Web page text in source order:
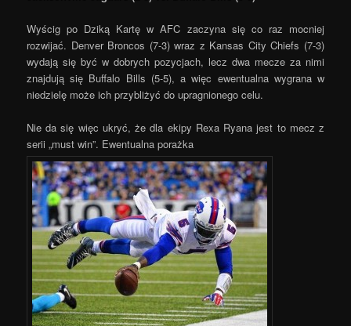
Wyścig po Dziką Kartę w AFC zaczyna się co raz mocniej
rozwijać. Denver Broncos (7-3) wraz z Kansas City Chiefs (7-3)
wydają się być w dobrych pozycjach, lecz dwa mecze za nimi
znajdują się Buffalo Bills (5-5), a więc ewentualna wygrana w
niedzielę może ich przybliżyć do upragnionego celu.
Nie da się więc ukryć, że dla ekipy Rexa Ryana jest to mecz z
serii „must win”. Ewentualna porażka